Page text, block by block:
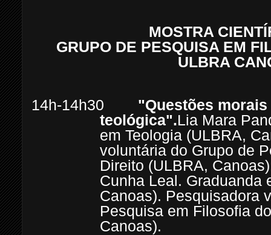
MOSTRA
GRUPO DE PESQUISA EM
ULBRA
14h-14h30 "Questões
teológica".Lia Mara
em Teologia (ULBRA,
voluntária do Grupo de
Direito (ULBRA,
Cunha Leal. Graduanda
Canoas). Pesquisadora
Pesquisa em Filosofia
Canoas).